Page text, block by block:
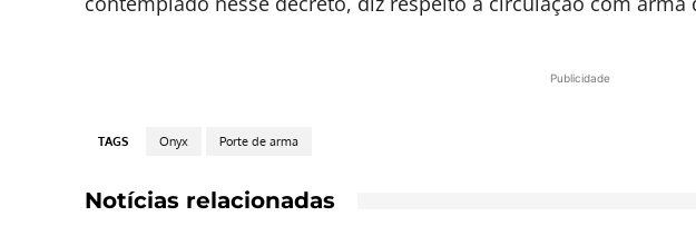
Publicidade
TAGS Onyx Porte de arma
Notícias relacionadas